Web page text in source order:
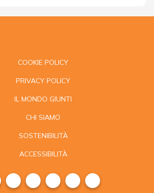
COOKIE POLICY
PRIVACY POLICY
IL MONDO GIUNTI
CHI SIAMO
SOSTENIBILITÀ
ACCESSIBILITÀ